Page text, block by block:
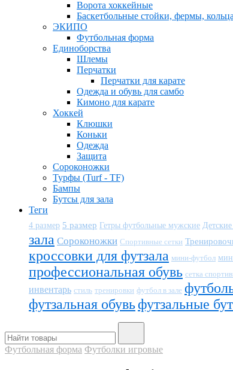
Ворота хоккейные
Баскетбольные стойки, фермы, кольца
ЭКИПО
Футбольная форма
Единоборства
Шлемы
Перчатки
Перчатки для карате
Одежда и обувь для самбо
Кимоно для карате
Хоккей
Клюшки
Коньки
Одежда
Защита
Сороконожки
Турфы (Turf - TF)
Бампы
Бутсы для зала
Теги
4 размер 5 размер Гетры футбольные мужские
зала Сороконожки Спортивные сетки
кроссовки для футзала мини-футбол
профессиональная обувь сетка
инвентарь стиль тренировки футбол в зале
футзальная обувьфутзальные
Футбольная форма Футболки игровые